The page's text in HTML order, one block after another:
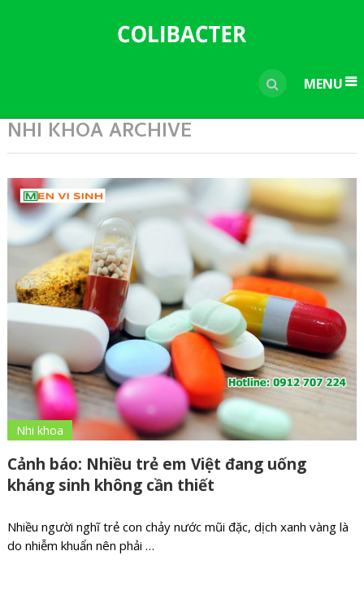
MENU
NHI KHOA ARCHIVE
Cảnh báo: Nhiều trẻ em Việt đang uống
kháng sinh không cần thiết
Nhi khoa
Nhiều người nghĩ trẻ con chảy nước mũi đặc, dịch xanh vàng là
do nhiễm khuẩn nên phải …